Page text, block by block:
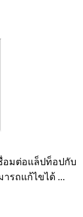
อมต่อแล็ปท็อปกับ
รถแก้ไขได้ ...